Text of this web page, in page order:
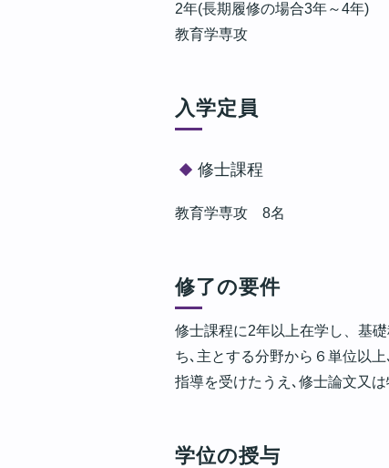
2年(長期履修の場合3年～4年)
教育学専攻
入学定員
修士課程
教育学専攻 8名
修了の要件
修士課程に2年以上在学し、基
ち､主とする分野から６単位以
指導を受けたうえ､修士論文又
学位の授与